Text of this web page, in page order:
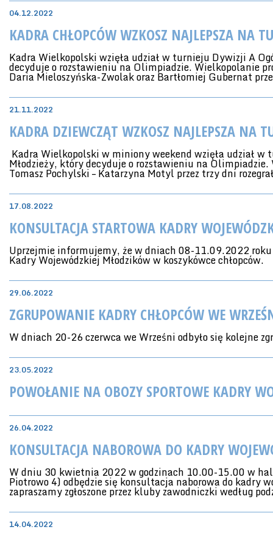
04.12.2022
KADRA CHŁOPCÓW WZKOSZ NAJLEPSZA NA
Kadra Wielkopolski wzięła udział w turnieju Dywizji A
decyduje o rozstawieniu na Olimpiadzie. Wielkopolanie
Daria Mieloszyńska-Zwolak oraz Bartłomiej Gubernat
21.11.2022
KADRA DZIEWCZĄT WZKOSZ NAJLEPSZA NA
Kadra Wielkopolski w miniony weekend wzięła udział
Młodzieży, który decyduje o rozstawieniu na
Tomasz Pochylski – Katarzyna Motyl przez trzy dni
17.08.2022
KONSULTACJA STARTOWA KADRY
Uprzejmie informujemy, że w dniach 08-11.09.2022
Kadry Wojewódzkiej Młodzików w koszykówce chłopców.
29.06.2022
ZGRUPOWANIE KADRY CHŁOPCÓW WE
W dniach 20-26 czerwca we Wrześni odbyło się kolejne
23.05.2022
POWOŁANIE NA OBOZY SPORTOWE KADRY
26.04.2022
KONSULTACJA NABOROWA DO KADRY
W dniu 30 kwietnia 2022 w godzinach 10.00-15.00 w
Piotrowo 4) odbędzie się konsultacja naborowa do kadry
zapraszamy zgłoszone przez kluby zawodniczki według
14.04.2022